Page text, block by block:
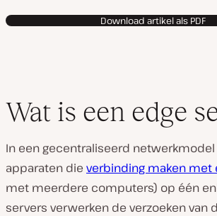
Download artikel als PDF
Wat is een edge
In een gecentraliseerd
apparaten die verbinding maken met
met meerdere computers) op één
servers verwerken de verzoeken van